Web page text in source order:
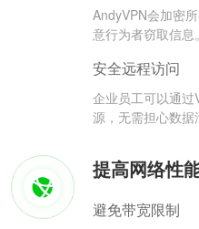
AndyVPN会加密
意行为者窃取信息。
安全远程访问
企业员工可以通
源，无需担心数据
提高网络性
避免带宽限制